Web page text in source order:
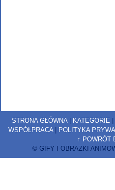
STRONA GŁÓWNA | KATEGORIE |
WSPÓŁPRACA| POLITYKA
↑ POWRÓT
© GIFY I OBRAZKI